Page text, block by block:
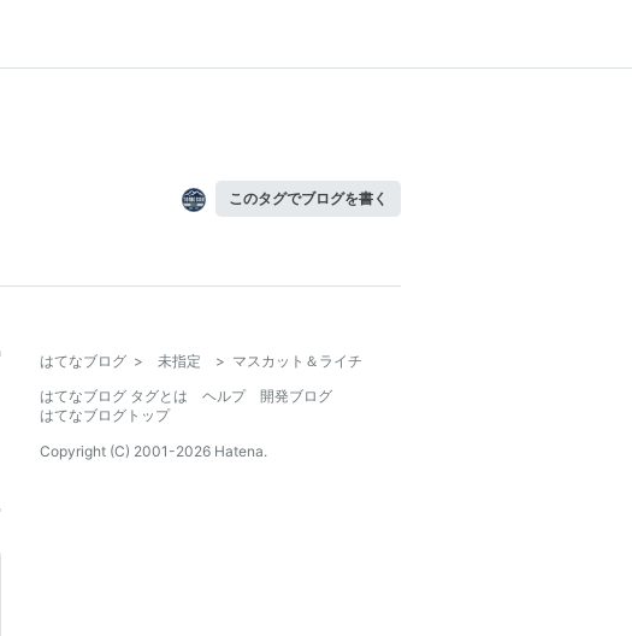
このタグでブログを書く
はてなブログ > 未指定 > マスカット＆ライチ
はてなブログ タグとは
ヘルプ
開発ブログ
はてなブログトップ
Copyright (C) 2001-2026 Hatena.